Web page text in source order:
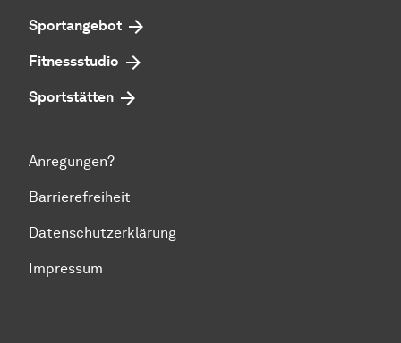
Sportangebot
Fitnessstudio
Sportstätten
Anregungen?
Barrierefreiheit
Datenschutzerklärung
Impressum